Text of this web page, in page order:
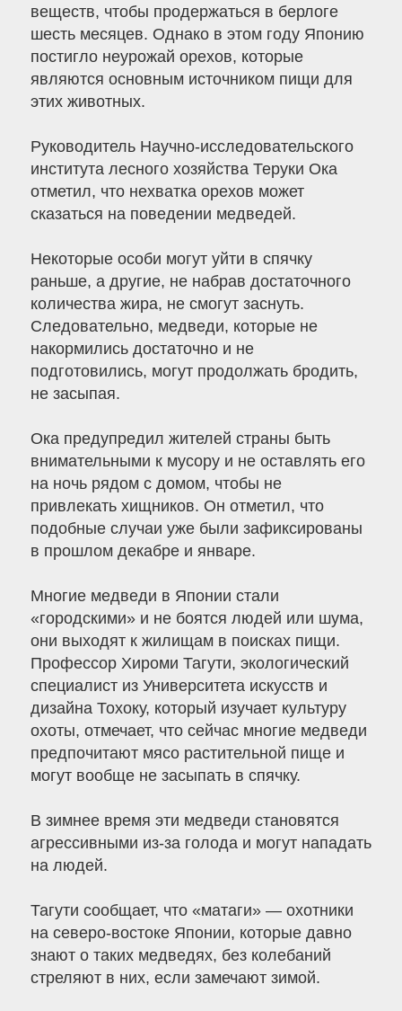
веществ, чтобы продержаться в берлоге
шесть месяцев. Однако в этом году Японию
постигло неурожай орехов, которые
являются основным источником пищи для
этих животных.
Руководитель Научно-исследовательского
института лесного хозяйства Теруки Ока
отметил, что нехватка орехов может
сказаться на поведении медведей.
Некоторые особи могут уйти в спячку
раньше, а другие, не набрав достаточного
количества жира, не смогут заснуть.
Следовательно, медведи, которые не
накормились достаточно и не
подготовились, могут продолжать бродить,
не засыпая.
Ока предупредил жителей страны быть
внимательными к мусору и не оставлять его
на ночь рядом с домом, чтобы не
привлекать хищников. Он отметил, что
подобные случаи уже были зафиксированы
в прошлом декабре и январе.
Многие медведи в Японии стали
«городскими» и не боятся людей или шума,
они выходят к жилищам в поисках пищи.
Профессор Хироми Тагути, экологический
специалист из Университета искусств и
дизайна Тохоку, который изучает культуру
охоты, отмечает, что сейчас многие медведи
предпочитают мясо растительной пище и
могут вообще не засыпать в спячку.
В зимнее время эти медведи становятся
агрессивными из-за голода и могут нападать
на людей.
Тагути сообщает, что «матаги» — охотники
на северо-востоке Японии, которые давно
знают о таких медведях, без колебаний
стреляют в них, если замечают зимой.